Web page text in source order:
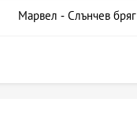
Марвел - Слънчев бряг